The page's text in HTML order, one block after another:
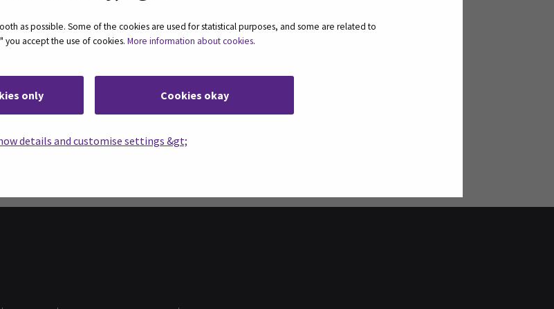
as possible. Some of the cookies are used for statistical purposes, and some are related to
you accept the use of cookies. More information about cookies.
only Cookies okay
details and customise settings &gt;
hakukonenakyvyytta/